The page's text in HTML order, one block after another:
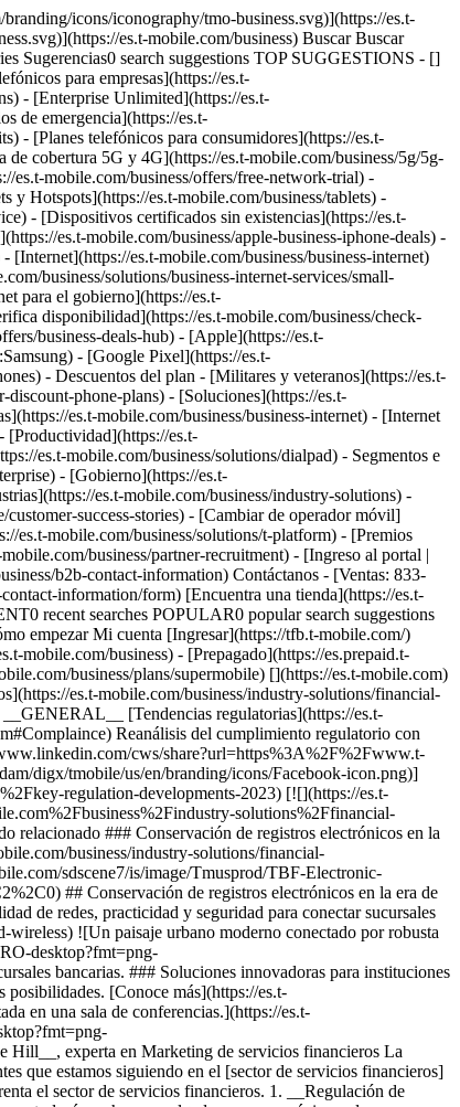
icons/iconography/tmo-business.svg)](https://es.t-
es.t-mobile.com/business) Buscar Buscar
Sugerencias0 search suggestions TOP SUGGESTIONS - []
para empresas](https://es.t-
- [Enterprise Unlimited](https://es.t-
de emergencia](https://es.t-
- [Planes telefónicos para consumidores](https://es.t-
cobertura 5G y 4G](https://es.t-mobile.com/business/5g/5g-
es.t-mobile.com/business/offers/free-network-trial) -
y Hotspots](https://es.t-mobile.com/business/tablets) -
- [Dispositivos certificados sin existencias](https://es.t-
es.t-mobile.com/business/apple-business-iphone-deals) -
es.t-mobile.com/business/business-internet)
business/solutions/business-internet-services/small-
para el gobierno](https://es.t-
disponibilidad](https://es.t-mobile.com/business/check-
business-deals-hub) - [Apple](https://es.t-
- [Google Pixel](https://es.t-
- Descuentos del plan - [Militares y veteranos](https://es.t-
phone-plans) - [Soluciones](https://es.t-
es.t-mobile.com/business/business-internet) - [Internet
[Productividad](https://es.t-
es.t-mobile.com/business/solutions/dialpad) - Segmentos e
- [Gobierno](https://es.t-
es.t-mobile.com/business/industry-solutions) -
success-stories) - [Cambiar de operador móvil]
es.t-mobile.com/business/solutions/t-platform) - [Premios
business/partner-recruitment) - [Ingreso al portal |
b2b-contact-information) Contáctanos - [Ventas: 833-
information/form) [Encuentra una tienda](https://es.t-
recent searches POPULAR0 popular search suggestions
empezar Mi cuenta [Ingresar](https://tfb.t-mobile.com/)
mobile.com/business) - [Prepagado](https://es.prepaid.t-
business/plans/supermobile) [](https://es.t-mobile.com) 1. [Inicio](https://es.t-mobile.com/business) 2. [Soluciones industriales](https://es.t-mobile.com/business/industry-solutions) 3. [Servicios Financieros](https://es.t-mobile.com/business/industry-solutions/financial-services) 4. Avances normativos clave de 2023 # Cinco avances normativos esenciales en 2023. ## Cinco avances normativos esenciales en 2023. __GENERAL__ [Tendencias regulatorias](https://es.t-mobile.com#Regulatory) Retos de cumplimiento que enfrenta el sector de servicios financieros. [Estrategia de cumplimiento](https://es.t-mobile.com#Complaince) Reanálisis del cumplimiento regulatorio con nueva tecnología. Comparte este artículo: [![](https://es.t-mobile.com/content/dam/digx/tmobile/us/en/branding/icons/Linked-In-icon.png)](https://www.linkedin.com/cws/share?url=https%3A%2F%2Fwww.t-mobile.com%2Fbusiness%2Findustry-solutions%2Ffinancial-services%2Fkey-regulation-developments-2023) [![](https://es.t-mobile.com/content/dam/digx/tmobile/us/en/branding/icons/Facebook-icon.png)](https://www.facebook.com/sharer/sharer.php?u=https%3A%2F%2Fwww.t-mobile.com%2Fbusiness%2Findustry-solutions%2Ffinancial-services%2Fkey-regulation-developments-2023) [![](https://es.t-mobile.com/content/dam/digx/tmobile/us/en/branding/icons/Twitter-icon.png)](https://twitter.com/intent/tweet?url=https%3A%2F%2Fwww.t-mobile.com%2Fbusiness%2Findustry-solutions%2Ffinancial-services%2Fkey-regulation-developments-2023&text=Doing%20more%20with%20less%3A%20last%20mile%20fleet%20solutions.) ## Contenido relacionado ### Conservación de registros electrónicos en la era de los dispositivos móviles. Las herramientas de cumplimiento pueden ofrecer tranquilidad para empleados regulados. [Lee más](https://es.t-mobile.com/business/industry-solutions/financial-services/electronic-record-management) ![Primer plano de dos manos usando un smartphone sobre el teclado de una computadora.](https://es.t-mobile.com/sdscene7/is/image/Tmusprod/TBF-Electronic-recordkeeping-Article-OneThird-640x352-Desktop:HERO-desktop?fmt=png-alpha&qlt=85%2C0&resMode=sharp2&op_usm=1.75%2C0.3%2C2%2C0) ## Conservación de registros electrónicos en la era de los dispositivos móviles. ### El acceso móvil fijo es esencial para la flexibilidad de redes de sucursales bancarias. FWA ofrece a los bancos flexibilidad de redes, practicidad y seguridad para conectar sucursales comerciales y minimizar costos. [Conoce más](https://es.t-mobile.com/business/industry-solutions/financial-services/branch-connectivity-with-fixed-wireless) ![Un paisaje urbano moderno conectado por robusta infraestructura de redes móviles.](https://es.t-mobile.com/sdscene7/is/image/Tmusprod/TBF-bank-branch-Article-OneThird-640x352-Desktop:HERO-desktop?fmt=png-alpha&qlt=85%2C0&resMode=sharp2&op_usm=1.75%2C0.3%2C2%2C0) ## El acceso móvil fijo es esencial para la flexibilidad de redes de sucursales bancarias. ### Soluciones innovadoras para instituciones financieras. Descubre la innovación 5G, adáptate a lo incierto y enfrenta la mejor tecnología y las dificultades de riesgo de la industria dentro de las posibilidades. [Conoce más](https://es.t-mobile.com/business/industry-solutions/financial-services) ![Profesional de servicios financieros sonriente usando su smartphone mientras está sentada en una sala de conferencias.](https://es.t-mobile.com/sdscene7/is/image/Tmusprod/TBF-FinServ-Blogs-Create-new-section-and-add-blogs-Article-OneThird-640x352-Desktop:HERO-desktop?fmt=png-alpha&qlt=85%2C0&resMode=sharp2&op_usm=1.75%2C0.3%2C2%2C0) ## Soluciones innovadoras para instituciones financieras. __Katherine Hill__, experta en Marketing de servicios financieros La supervisión requieres una red fragmentada y cada vez más compleja de reguladores nacionales e internacionales. Estos son cinco avances importantes que estamos siguiendo en el [sector de servicios financieros](https://es.t-mobile.com/business/industry-solutions/financial-services). ## TENDENCIAS REGULATORIAS ## Retos de cumplimiento que enfrenta el sector de servicios financieros. 1. __Regulación de criptomonedas bajo consideración:__ el gobierno de EE. UU. ha agregado las criptomonedas a leyes diseñadas para combatir actividades ilícitas, pero todavía no ha promulgado un nuevo régimen de cumplimiento. La [Reserva Federal continúa armando su caso para que haya más regulación](https://www.federalreserve.gov/newsevents/pressreleases/bcreg20230223a.htm) mientras que la [Comisión de Bolsa y Valores](https://www.cnbc.com/2023/02/15/sec-chair-gensler-crypto-firms-need-to-register-to-custody-assets.html) tiene sus propias iniciativas en marcha. A medida que los reguladores continúan avanzando hacia una supervisión más estricta de las criptomonedas, las instituciones financieras deben prepararse para un flujo constante de nuevas regulaciones. 2. __Sanciones ampliadas de la OFAC:__ más de un año después de la invasión de Ucrania por parte de Rusia, el [Departamento del Tesoro de Estados Unidos continúa endureciendo sus sanciones económicas](https://ofac.treasury.gov/sanctions-programs-and-country-information/russian-harmful-foreign-activities-sanctions), que incluyen un [límite de precios de la OFAC para el crudo y los productos petrolíferos de la Federación Rusa](https://ofac.treasury.gov/). Aunque las sanciones son difíciles de aplicar, seguirán vigentes mientras persista el conflicto y, dependiendo de cómo y cuándo termine la guerra, más allá de ese momento. 3. __Normativa de la SEC en torno a la infraestructura de ciberseguridad y la notificación de infracciones:__ en febrero de 2022, la [Comisión de Valores y Bolsa​​​​​​​](https://www.sec.gov/news/press-release/2022-39) propuso cambios significativos en su normativa para mejorar las divulgaciones exigidas a las empresas públicas relacionadas con [riesgos, estrategia, gobernanza y gestión de incidentes de ciberseguridad](https://www.forbes.com/sites/forbesfinancecouncil/2022/05/25/new-sec-cybersecurity-reporting-requirements-three-things-companies-need-to-do-now/?sh=1cf4a6dc6f05). Ahora [prevista para abril de 2023](https://www.reginfo.gov/public/do/eAgendaViewRule?pubId=202210&RIN=3235-AM89),, la propuesta final creará una nueva serie de retos para las empresas que ya luchan contra las ciberamenazas. También aumentará la exigencia para los directores con [conocimiento y experiencia en ciberseguridad](https://www.forbes.com/sites/forbestechcouncil/2023/02/06/90-of-boards-are-not-ready-for-sec-cyber-regulations/?sh=67c4d07e88e7). 4. __Aplicación más estricta de los requisitos de mantenimiento de registros de la SEC:__ para las instituciones financieras sujetas a [las normas de libros y registros de la Comisión de Valores y Bolsa](https://es.t-mobile.com/24/_mp.v3WHpIV3UwOUhiNnV6bzdDUGZxaWpfcXZQYjVuSUpYekFvVXRvTFdrZUJEWjZ6OFh6ZVliWmI5WXVkMkx4ZlpxWXo._mp.ve/_www_govinfo_gov/content/pkg/FR-2022-11-03/pdf/2022-22670.pdf), las apps de mensajería pueden crear un problema de cumplimiento y dar lugar a multas y sanciones significativas. En septiembre de 2022, la SEC multó a [10 entidades financieras conocidas y a cinco compañías afiliadas con más de $1.1 mil millones](https://www.sec.gov/news/press-release/2022-174) por incumplir las normas de la agencia que regulan la conservación de las comunicaciones electrónicas. La aplicación de la SEC demuestra que el cumplimiento de las normas y reglamentos vigentes no puede pasarse por alto a medida que evoluciona la tecnología. 5. __Mayor atención a la lucha contra el blanqueo de capitales y la ciberseguridad:__ el [Informe de 2023 sobre el programa de examen y supervisión de riesgos de la agencia](https://es.t-mobile.com/24/_mp.v3S3pDYU9WTEhiTEJvMUlja01VRUt5X1FKeWZ2Qm9HSGk4a2FreTlCLUFwWS44_mp.ve/_www_finra_org/sites/default/files/2023-01/2023-report-finras-examination-risk-monitoring-program.pdf) incluye cuatro nuevas secciones sobre la lucha contra el blanqueo de capitales (AML) y la ciberseguridad y la gobernanza tecnológica (las secciones adicionales cubren el fraude, las sanciones y la negociación manipuladora). Este informe destaca las obligaciones reglamentarias clave y las consideraciones relacionadas para cada forma de delito financiero, lo que proporciona a las empresas sujetas a la supervisión de FINRA una visión crítica de las prioridades de la agencia. ## ESTRATEGIA DE CUMPLIMIENTO ## Reanálisis del cumplimiento regulatorio con nueva tecnología. Aunque la tecnología es una de las fuerzas motrices de la creciente regulación, también puede desempeñar un papel esencial para ayudar a las entidades financieras a cumplir las normas. Parte de ese esfuerzo debe incluir el reexamen de tu tecnología y estrategia de cumplimiento y la búsqueda de orientación sobre cómo prepararte para las nuevas normativas o los cambios en la forma en que el gobierno interpreta, aplica y hace cumplir las normativas existentes. En [T-Mobile Para Empresas](https://es.t-mobile.com/business/enterprise), trabajamos puntualmente para ofrecer a tu empresa soluciones de conectividad y el excepcional servicio especializado que necesitas para mantenerte a la vanguardia. ### Conoce más sobre cómo T-Mobile ayuda a las instituciones financieras a mejorar su método para el cumplimiento normativo. [Conoce más](https://es.t-mobile.com/business/industry-solutions/financial-services) ## Conoce más sobre cómo T-Mobile ayuda a las instituciones financieras a mejorar su método para el cumplimiento normativo. ## Acerca del autor: Katherine Hill tiene más de 20 años de experiencia en el sector de los servicios financieros, incluidos trabajos con bancos, agencias de valores y gestores de inversiones. Su objetivo empresarial constante es impulsar el crecimiento y reducir el riesgo a través de una mejor tecnología. ## Comencemos. [855-502-1392](tel:855-502-1392) Contáctanos ## Sigue T-Mobile para Empresas - [LinkedIn](https://www.linkedin.com/showcase/t-mobile-business/?INTNAV=fNav%3ALinkedIn) - [Facebook](https://www.facebook.com/TMobileLatino?ref=